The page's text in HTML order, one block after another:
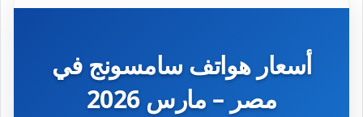
أسعار هواتف سامسونج في
مصر – مارس 2026